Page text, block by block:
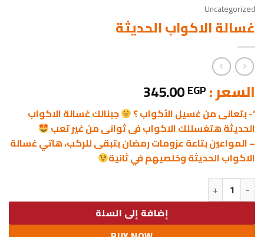
Uncategorized
غسالة الاكواب الحديثة
السعر : 345.00EGP
‘- بتعانى من غسيل الأكواب ؟
جبنالك غسالة الاكواب
الحديثة هتغسللك الاكواب فى ثوانى من غير تعب
– المواعين بتاعة عزومات رمضان بتبقى للركب، هاتي غسالة
الاكواب الحديثة وخلصيهم في ثانية
كمية غسالة الاكواب الحديثة
إضافة إلى السلة